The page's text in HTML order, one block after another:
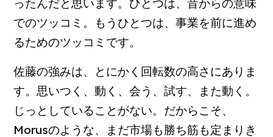
ったんだと思います。ひとつは、昔からの意味
でのツッコミ。もうひとつは、事業を前に進め
るためのツッコミです。
佐藤の強みは、とにかく回転数の高さにありま
す。思いつく、動く、会う、試す、また動く。
じっとしていることがない。だからこそ、
Morusのような、まだ市場も勝ち筋も定まりき